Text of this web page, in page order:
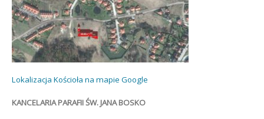
Lokalizacja Kościoła na mapie Google
KANCELARIA PARAFII ŚW. JANA BOSKO